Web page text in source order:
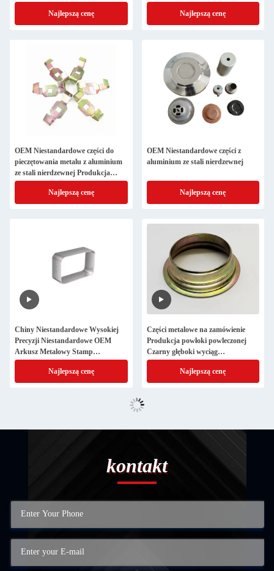
Usługa wytwarzania metalu
Głęboko wyciągnięte Części
pieczętowane CNC
Najlepszą cenę
(Dzielone części odciskowe CNC)
Najlepszą cenę
OEM Niestandardowe części do
pieczętowania metalu z aluminium
ze stali nierdzewnej Produkcja
arkusza metalu z cięciem
laserowym, gięcie i głęboki wyciąg
Najlepszą cenę
OEM Niestandardowe części z
aluminium ze stali nierdzewnej
Najlepszą cenę
Chiny Niestandardowe Wysokiej
Precyzji Niestandardowe OEM
Arkusz Metalowy Stamp
Aluminium Głębokie Rysunek
Rysunkowe Części
Najlepszą cenę
Części metalowe na zamówienie
Produkcja powłoki powleczonej
Czarny głęboki wyciąg
Komponenty
Najlepszą cenę
kontakt